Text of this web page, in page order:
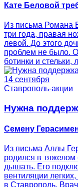
Кате Беловой
Из письма Романа
три года, правая
левой. До этого
проблем не было.
ботинки и
14 сентября
Ставрополь-акции
Нужна
Семену
Из письма Аллы
родился в тяжелом
дышать. Его
вентиляции
в Ставрополь.